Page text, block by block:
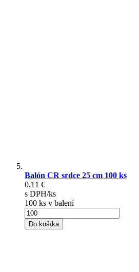
Balón CR srdce 25 cm 100 ks
0,11 €
s DPH/ks
100 ks v balení
Do košíka